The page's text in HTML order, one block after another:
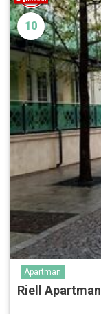
10
Apartman
Riell